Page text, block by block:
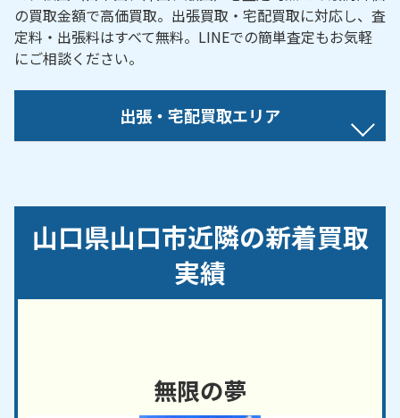
の買取金額で高価買取。出張買取・宅配買取に対応し、査
定料・出張料はすべて無料。LINEでの簡単査定もお気軽
にご相談ください。
出張・宅配買取エリア
町／糸米／今井町／後河原／駅通り／江崎／江良／
円政寺／大市町／大内長野／大手町／大殿大路／荻
町／小郡維新町／折本／嘉川／春日町／金古曽町／
山口県山口市近隣の新着買取
実績
無限の夢